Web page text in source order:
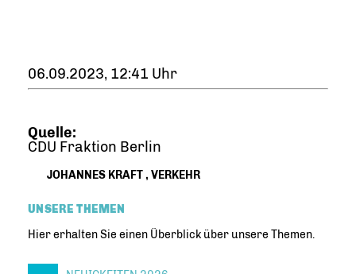
06.09.2023, 12:41 Uhr
Quelle:
CDU Fraktion Berlin
JOHANNES KRAFT, VERKEHR
UNSERE THEMEN
Hier erhalten Sie einen Überblick über unsere Themen.